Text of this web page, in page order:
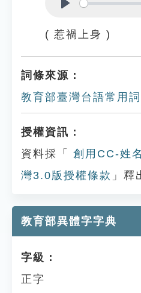
( 惹禍上身 )
詞條來源：
教育部臺灣台語常用
授權資訊：
資料採「
創用CC-姓
灣3.0版授權條款 」釋
教育部異體字字典
字級：
正字